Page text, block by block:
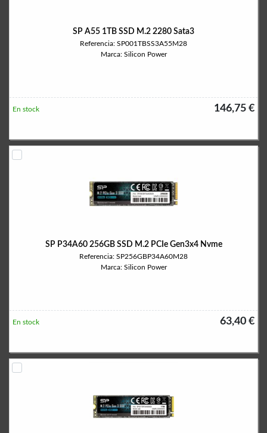
SP A55 1TB SSD M.2 2280 Sata3
Referencia: SP001TBSS3A55M28
Marca: Silicon Power
146,75 €
En stock
SP P34A60 256GB SSD M.2 PCIe Gen3x4 Nvme
Referencia: SP256GBP34A60M28
Marca: Silicon Power
63,40 €
En stock